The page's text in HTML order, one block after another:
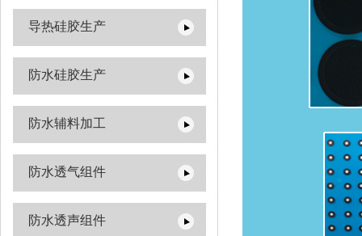
导热硅胶生产
防水硅胶生产
防水辅料加工
防水透气组件
防水透声组件